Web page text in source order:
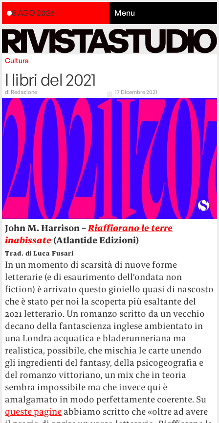
8 AGO 2026 Menu
Cultura
I libri del 2021
di Redazione 17 Dicembre 2021
John M. Harrison –Riaffiorano le terre
inabissate (Atlantide Edizioni)
Trad. di Luca Fusari
In un momento di scarsità di nuove forme
letterarie (e di esaurimento dell’ondata non
fiction) è arrivato questo gioiello quasi di nascosto
che è stato per noi la scoperta più esaltante del
2021 letterario. Un romanzo scritto da un vecchio
decano della fantascienza inglese ambientato in
una Londra acquatica e bladerunneriana ma
realistica, possibile, che mischia le carte unendo
gli ingredienti del fantasy, della psicogeografia e
del romanzo vittoriano, un mix che in teoria
sembra impossibile ma che invece qui è
amalgamato in modo perfettamente coerente. Su
queste pagine abbiamo scritto che «oltre ad avere